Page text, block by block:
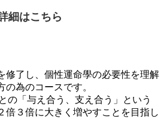
細はこちら
修了し、個性運命學の必要性を理解
の為のコースです。
の「与え合う、支え合う」という
倍３倍に大きく増やすことを目指し